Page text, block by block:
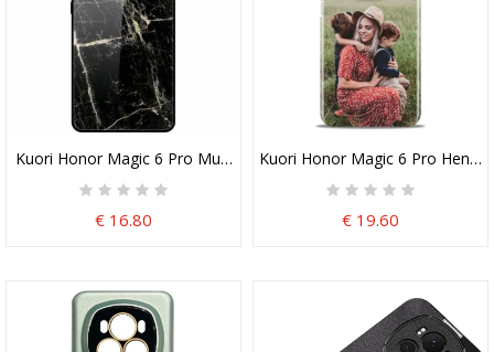
Kuori Honor Magic 6 Pro Musta Marble Platinum Tempered Glass
€ 16.80
Kuori Honor Magic 6 Pro
€ 19.60